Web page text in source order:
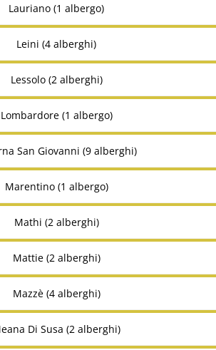
Lauriano (1 albergo)
Leini (4 alberghi)
Lessolo (2 alberghi)
Lombardore (1 albergo)
San Giovanni (9 alberghi)
Marentino (1 albergo)
Mathi (2 alberghi)
Mattie (2 alberghi)
Mazzè (4 alberghi)
Di Susa (2 alberghi)